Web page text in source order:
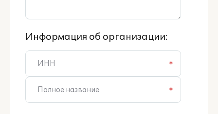
Информация об организации:
*
*